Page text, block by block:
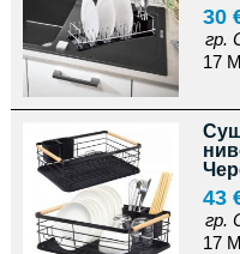
30
гр.
17
43
гр.
17